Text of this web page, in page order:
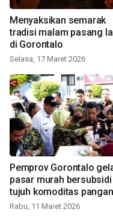
Menyaksikan semarak
tradisi malam pasang
di Gorontalo
Selasa, 17 Maret 2026
Pemprov Gorontalo
pasar murah bersubsidi
tujuh komoditas pangan
Rabu, 11 Maret 2026